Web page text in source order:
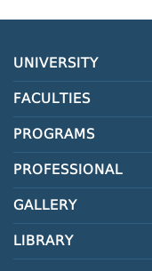
UNIVERSITY
FACULTIES
PROGRAMS
PROFESSIONAL
GALLERY
LIBRARY